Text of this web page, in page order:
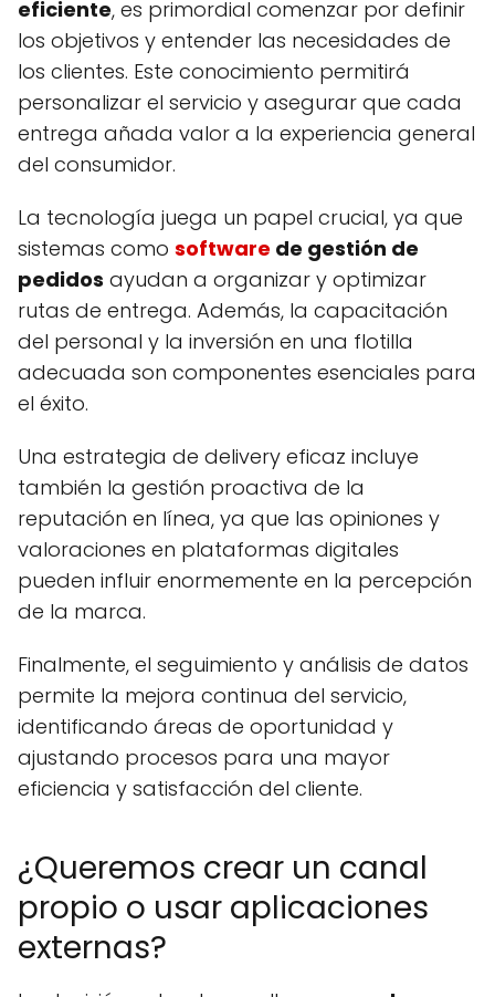
eficiente, es primordial comenzar por definir
los objetivos y entender las necesidades de
los clientes. Este conocimiento permitirá
personalizar el servicio y asegurar que cada
entrega añada valor a la experiencia general
del consumidor.
La tecnología juega un papel crucial, ya que
sistemas como software de gestión de
pedidos ayudan a organizar y optimizar
rutas de entrega. Además, la capacitación
del personal y la inversión en una flotilla
adecuada son componentes esenciales para
el éxito.
Una estrategia de delivery eficaz incluye
también la gestión proactiva de la
reputación en línea, ya que las opiniones y
valoraciones en plataformas digitales
pueden influir enormemente en la percepción
de la marca.
Finalmente, el seguimiento y análisis de datos
permite la mejora continua del servicio,
identificando áreas de oportunidad y
ajustando procesos para una mayor
eficiencia y satisfacción del cliente.
¿Queremos crear un canal
propio o usar aplicaciones
externas?